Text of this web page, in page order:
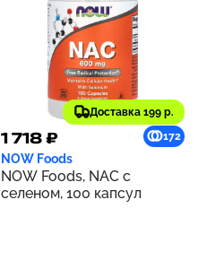
Доставка 199 р.
1 718 ₽ 172
NOW Foods
NOW Foods, NAC с
селеном, 100 капсул